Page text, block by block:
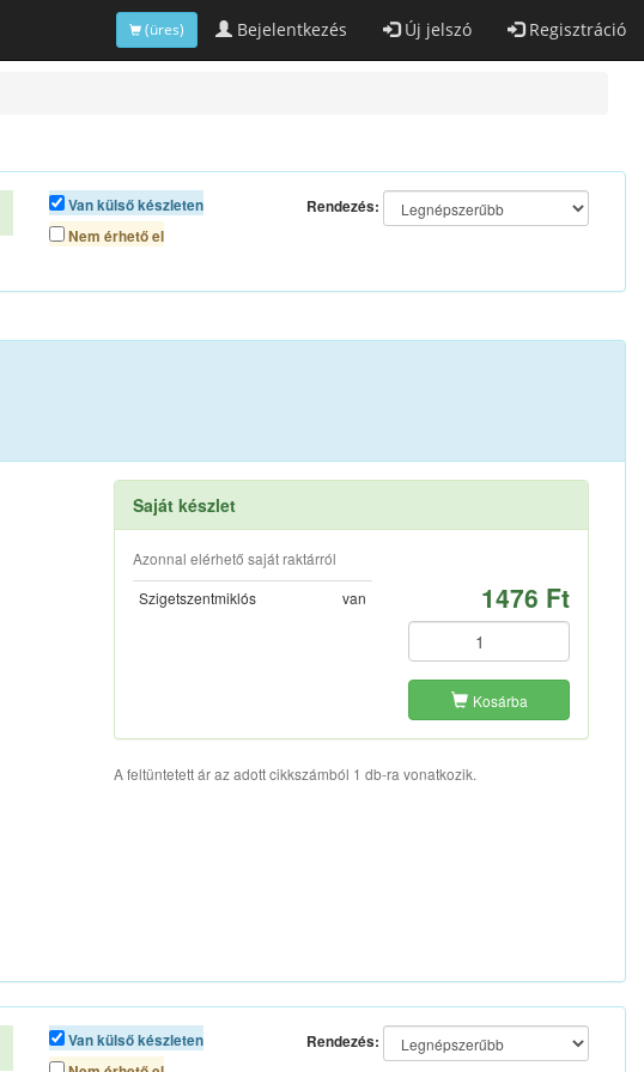
Bejelentkezés Új jelszó Regisztráció
(üres)
Van külső készleten
Nem érhető el
Rendezés:
Saját készlet
Azonnal elérhető saját raktárról
Szigetszentmiklós
van 1476 Ft
Kosárba
A feltüntetett ár az adott cikkszámból 1 db-ra vonatkozik.
Van külső készleten
Rendezés: